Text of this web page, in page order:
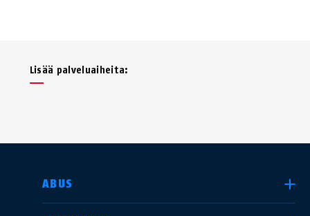
Lisää palveluaiheita:
ABUS
SELECT COUNTRY